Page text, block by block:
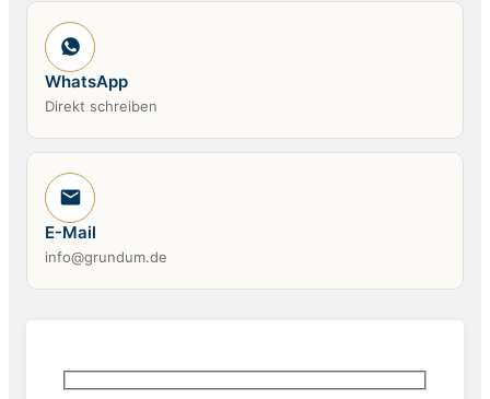
WhatsApp
Direkt schreiben
E-Mail
info@grundum.de